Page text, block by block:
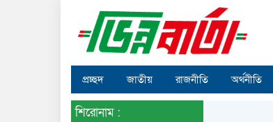
প্রচ্ছদ জাতীয় রাজনীতি অর্থনীতি
শিরোনাম :